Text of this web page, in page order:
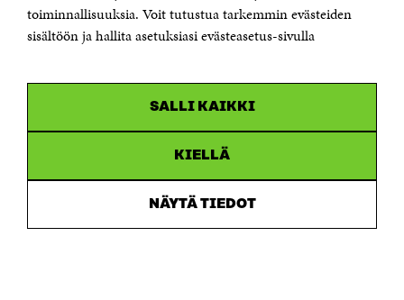
toiminnallisuuksia. Voit tutustua tarkemmin evästeiden
sisältöön ja hallita asetuksiasi evästeasetus-sivulla
SALLI KAIKKI
KIELLÄ
NÄYTÄ TIEDOT
Saapumisohjeet
Y-tunnus 0202132-3
ikkunassaInstagram